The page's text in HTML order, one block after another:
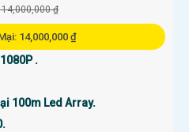
14,000,000 ₫
14,000,000 ₫
1080P .
100m Led Array.